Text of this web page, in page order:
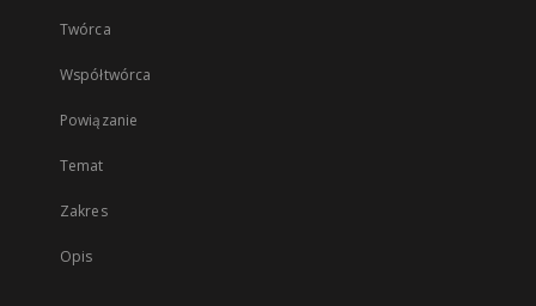
Twórca
Współtwórca
Powiązanie
Temat
Zakres
Opis